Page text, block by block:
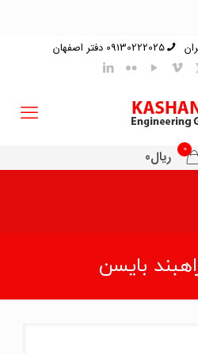
09130222025 دفتر اصفهان
0 ریال0
بایسن